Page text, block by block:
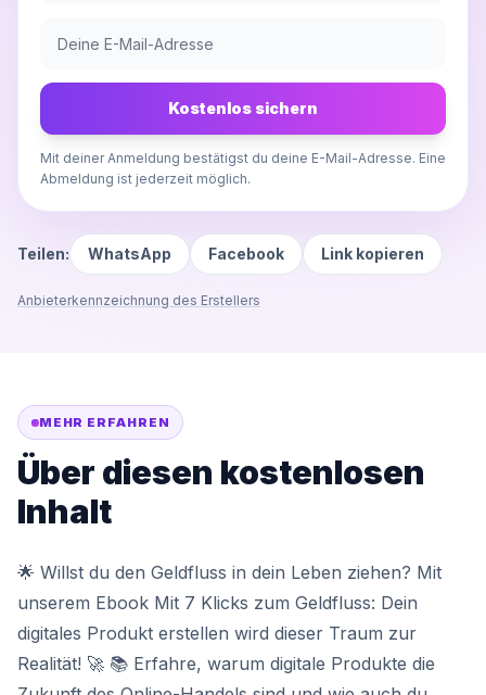
Kostenlos sichern
Mit deiner Anmeldung bestätigst du deine E-Mail-Adresse. Eine
Abmeldung ist jederzeit möglich.
Teilen: WhatsApp Facebook Link kopieren
Anbieterkennzeichnung des Erstellers
MEHR ERFAHREN
Über diesen kostenlosen
Inhalt
🌟 Willst du den Geldfluss in dein Leben ziehen? Mit
unserem Ebook Mit 7 Klicks zum Geldfluss: Dein
digitales Produkt erstellen wird dieser Traum zur
Realität! 🚀 📚 Erfahre, warum digitale Produkte die